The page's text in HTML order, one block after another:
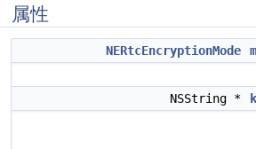
属性
NERtcEncryptionMode
NSString *